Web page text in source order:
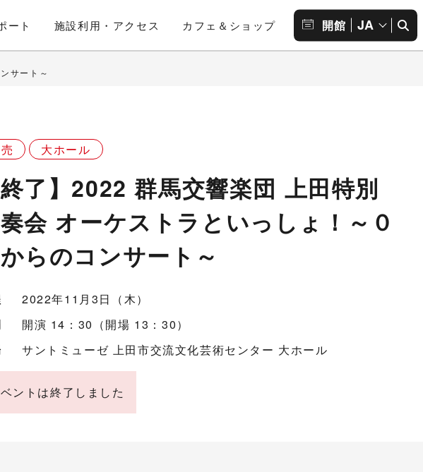
ート 施設利用 ・アクセス カフェ＆ショップ 開館 JA
サート～
大ホール
終了】2022 群馬交響楽団 上田特別
会 オーケストラといっしょ！～０
らのコンサート～
2022年11月3日（木）
開演 14：30（開場 13：30）
サントミューゼ 上田市交流文化芸術センター 大ホール
ントは終了しました